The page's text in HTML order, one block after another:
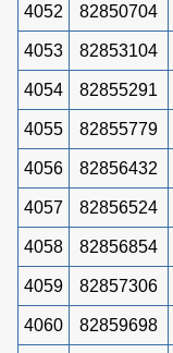
4052 82850704
4053 82853104
4054 82855291
4055 82855779
4056 82856432
4057 82856524
4058 82856854
4059 82857306
4060 82859698